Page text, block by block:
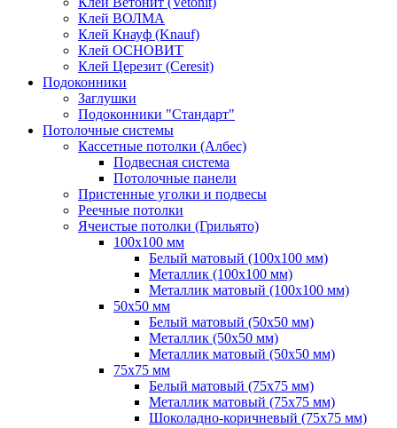
Клей ВОЛМА
Клей Кнауф (Knauf)
Клей ОСНОВИТ
Клей Церезит (Ceresit)
Подоконники
Заглушки
Подоконники "Стандарт"
Потолочные системы
Кассетные потолки (Албес)
Подвесная система
Потолочные панели
Пристенные уголки и подвесы
Реечные потолки
Ячеистые потолки (Грильято)
100х100 мм
Белый матовый (100х100 мм)
Металлик (100х100 мм)
Металлик матовый (100х100 мм)
50х50 мм
Белый матовый (50х50 мм)
Металлик (50х50 мм)
Металлик матовый (50х50 мм)
75х75 мм
Белый матовый (75х75 мм)
Металлик матовый (75х75 мм)
Шоколадно-коричневый (75х75 мм)